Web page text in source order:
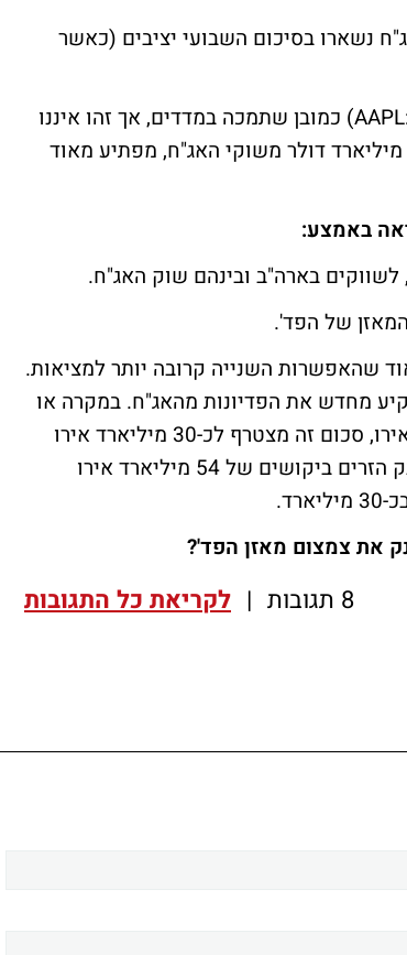
נשארו בסיכום השבועי יציבים (כאשר
עלייה של קרוב ל-13% בשבוע האחרון במניית אפל (סימול:AAPL) כמובן שתמכה במדדים, אך זהו איננו
הסבר משכנע מספיק. בחודש שבו הפד' מצמצם קרוב ל-30 מיליארד דולר משוקי האג"ח, מפתיע מאוד
שהאפשרות השנייה קרובה יותר למציאות.
מחדש את הפדיונות מהאג"ח. במקרה או
לא, החודש זינקו ההשקעות מחדש לרמה של 24 מיליארד אירו, סכום זה מצטרף לכ-30 מיליארד אירו
שהבנק רוכש במהלך כל החודשים האחרונים. קיבלנו שהבנק הזרים ביקושים של 54 מיליארד אירו
8 תגובות | לקריאת כל התגובות